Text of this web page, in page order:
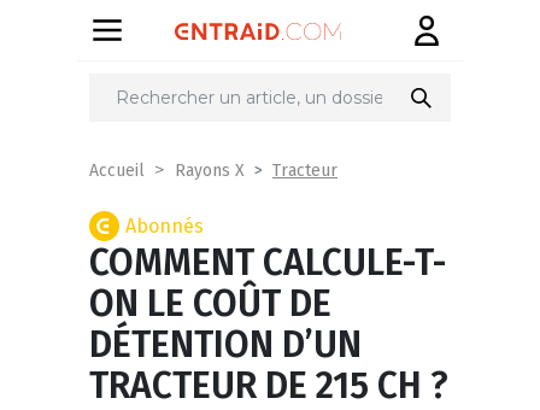
Partager
Accueil Rayons X Tracteur
Abonnés
COMMENT CALCULE-T-
ON LE COÛT DE
DÉTENTION D’UN
TRACTEUR DE 215 CH ?